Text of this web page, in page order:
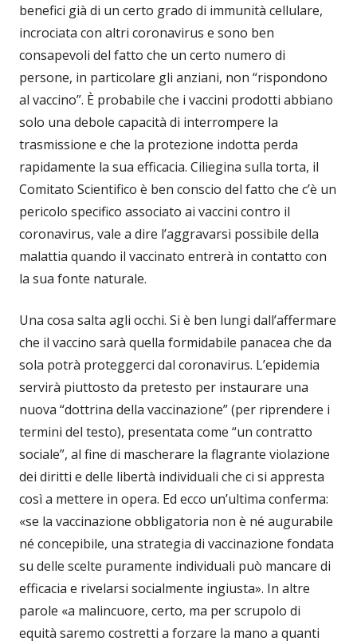
benefici già di un certo grado di immunità cellulare,
incrociata con altri coronavirus e sono ben
consapevoli del fatto che un certo numero di
persone, in particolare gli anziani, non “rispondono
al vaccino”. È probabile che i vaccini prodotti abbiano
solo una debole capacità di interrompere la
trasmissione e che la protezione indotta perda
rapidamente la sua efficacia. Ciliegina sulla torta, il
Comitato Scientifico è ben conscio del fatto che c’è un
pericolo specifico associato ai vaccini contro il
coronavirus, vale a dire l’aggravarsi possibile della
malattia quando il vaccinato entrerà in contatto con
la sua fonte naturale.
Una cosa salta agli occhi. Si è ben lungi dall’affermare
che il vaccino sarà quella formidabile panacea che da
sola potrà proteggerci dal coronavirus. L’epidemia
servirà piuttosto da pretesto per instaurare una
nuova “dottrina della vaccinazione” (per riprendere i
termini del testo), presentata come “un contratto
sociale”, al fine di mascherare la flagrante violazione
dei diritti e delle libertà individuali che ci si appresta
così a mettere in opera. Ed ecco un’ultima conferma:
«se la vaccinazione obbligatoria non è né augurabile
né concepibile, una strategia di vaccinazione fondata
su delle scelte puramente individuali può mancare di
efficacia e rivelarsi socialmente ingiusta». In altre
parole «a malincuore, certo, ma per scrupolo di
equità saremo costretti a forzare la mano a quanti